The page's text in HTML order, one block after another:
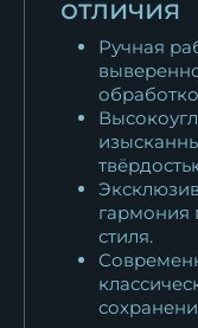
отличия
Ручная
гармония
стиля.